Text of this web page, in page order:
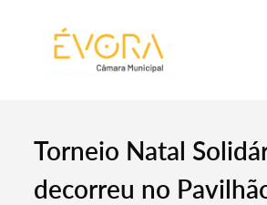
Torneio Natal
decorreu no